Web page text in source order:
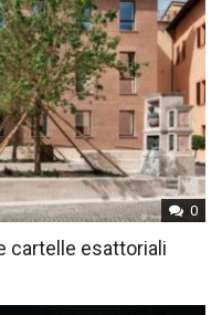
0
cartelle esattoriali